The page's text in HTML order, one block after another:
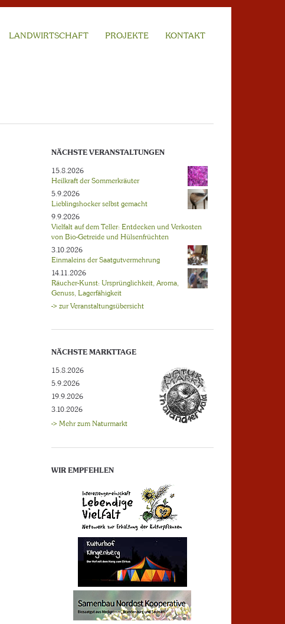
LANDWIRTSCHAFT PROJEKTE KONTAKT
NÄCHSTE VERANSTALTUNGEN
15.8.2026
Heilkraft der Sommerkräuter
5.9.2026
Lieblingshocker selbst gemacht
9.9.2026
Vielfalt auf dem Teller: Entdecken und Verkosten
von Bio-Getreide und Hülsenfrüchten
3.10.2026
Einmaleins der Saatgutvermehrung
14.11.2026
Räucher-Kunst: Ursprünglichkeit, Aroma,
Genuss, Lagerfähigkeit
-> zur Veranstaltungsübersicht
NÄCHSTE MARKTTAGE
15.8.2026
5.9.2026
19.9.2026
3.10.2026
-> Mehr zum Naturmarkt
WIR EMPFEHLEN